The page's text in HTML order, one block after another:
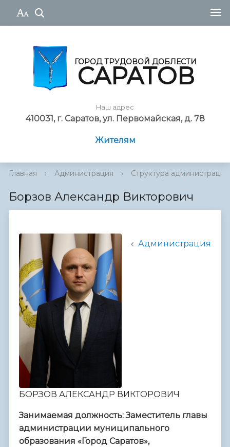
ГОРОД ТРУДОВОЙ ДОБЛЕСТИ
САРАТОВ
Наш адрес
410031, г. Саратов, ул. Первомайская, д. 78
Жителям
Главная › Администрация › Cтруктура администрации
Борзов Александр Викторович
Администрация
БОРЗОВ АЛЕКСАНДР ВИКТОРОВИЧ
Занимаемая должность: Заместитель главы
администрации муниципального
образования «Город Саратов»,